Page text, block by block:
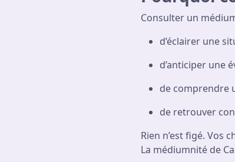
Consulter un
d’éclairer une
d’anticiper une
de comprendre
de retrouver
Rien n’est figé. Vos
La médiumnité de